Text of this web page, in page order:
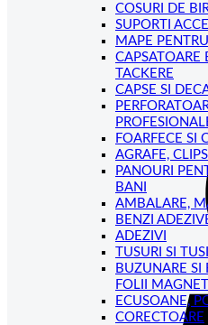
COSURI DE
SUPORTI
MAPE
CAPSATOARE
TACKERE
CAPSE SI
FOARFECE SI
AGRAFE,
PANOURI
BANI
AMBALARE,
BENZI
ADEZIVI
TUSURI SI
BUZUNARE SI
FOLII
ECUSOANE,
CORECTOARE